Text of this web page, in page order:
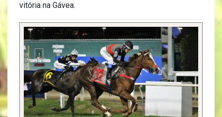
vitória na Gávea.